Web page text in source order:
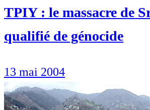
TPIY : le massacre de
qualifié de génocide
13 mai 2004